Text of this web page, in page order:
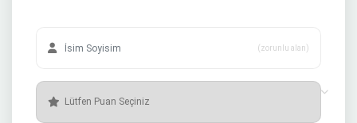
(zorunlu alan)